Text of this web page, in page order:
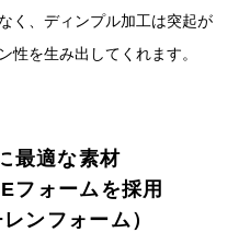
く、ディンプル加工は突起が
性を生み出してくれます。
最適な素材
フォームを採用
ンフォーム）